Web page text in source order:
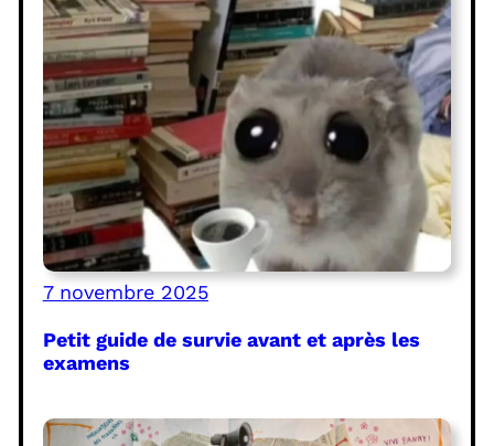
7 novembre 2025
Petit guide de survie avant et après les
examens